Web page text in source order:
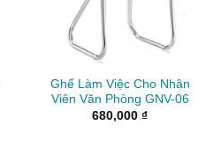
Ghế Làm Việc Cho Nhân
Viên Văn Phòng GNV-06
680,000 ₫